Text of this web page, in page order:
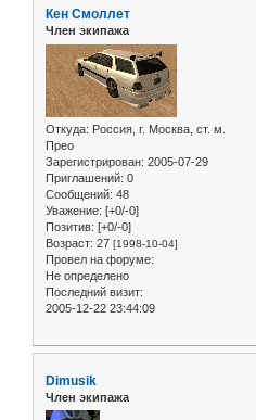
Кен Смоллет
Член экипажа
Откуда: Россия, г. Москва, ст. м.
Прео
Зарегистрирован: 2005-07-29
Приглашений: 0
Сообщений: 48
Уважение: [+0/-0]
Позитив: [+0/-0]
Возраст: 27 [1998-10-04]
Провел на форуме:
Не определено
Последний визит:
2005-12-22 23:44:09
Dimusik
Член экипажа